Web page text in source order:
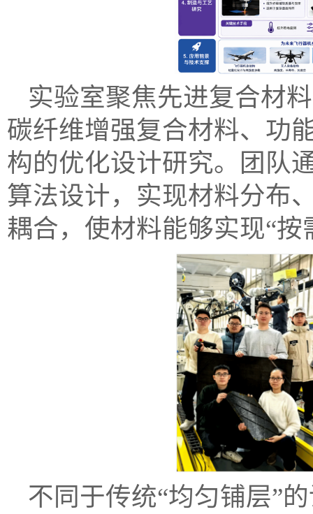
实验室聚焦先进复合材
碳纤维增强复合材料、功
构的优化设计研究。团队
算法设计，实现材料分布
耦合，使材料能够实现“
不同于传统“均匀铺层”